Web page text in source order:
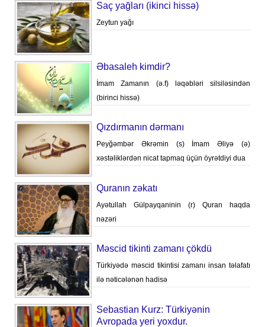
Saç yağları (ikinci hissə)
Zeytun yağı
Əbasaleh kimdir?
İmam Zamanın (ə.f) ləqəbləri silsiləsindən
(birinci hissə)
Qızdırmanın dərmanı
Peyğəmbər Əkrəmin (s) İmam Əliyə (ə)
xəstəliklərdən nicat tapmaq üçün öyrətdiyi dua
Quranın zəkatı
Ayətullah Gülpayqaninin (r) Quran haqda
nəzəri
Məscid tikinti zamanı çökdü
Türkiyədə məscid tikintisi zamanı insan təlafatı
ilə nəticələnən hadisə
Sebastian Kurz: Türkiyənin
Avropada yeri yoxdur.